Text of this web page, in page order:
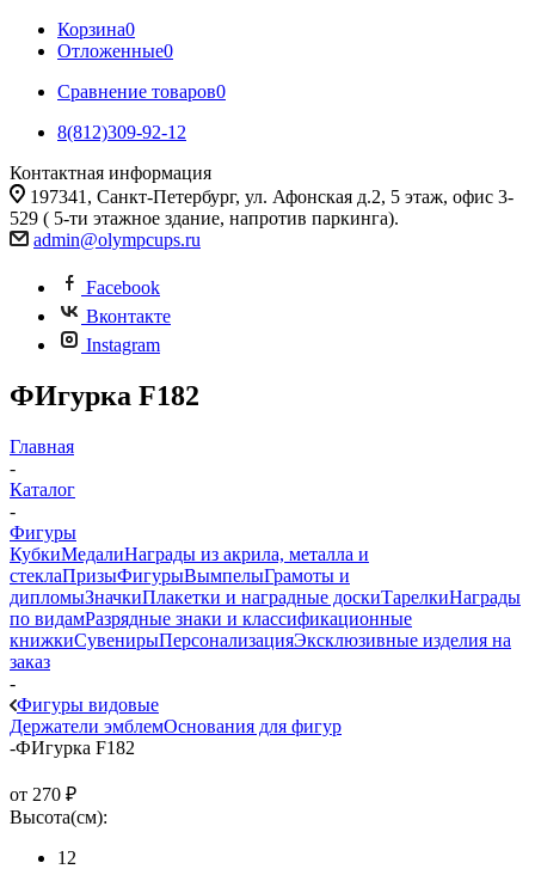
Корзина0
Отложенные0
Сравнение товаров0
8(812)309-92-12
Контактная информация
197341, Санкт-Петербург, ул. Афонская д.2, 5 этаж, офис 3-
529 ( 5-ти этажное здание, напротив паркинга).
admin@olympcups.ru
Facebook
Вконтакте
Instagram
ФИгурка F182
Главная
-
Каталог
-
Фигуры
КубкиМедалиНаграды из акрила, металла и
стеклаПризыФигурыВымпелыГрамоты и
дипломыЗначкиПлакетки и наградные доскиТарелкиНаграды
по видамРазрядные знаки и классификационные
книжкиСувенирыПерсонализацияЭксклюзивные изделия на
заказ
-
Фигуры видовые
Держатели эмблемОснования для фигур
-ФИгурка F182
от 270 ₽
Высота(см):
12